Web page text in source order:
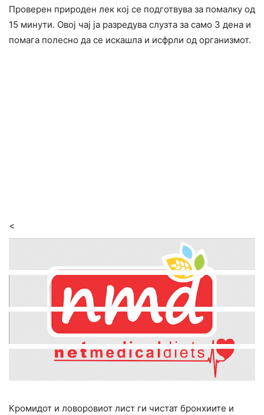
Проверен природен лек кој се подготвува за помалку од
15 минути. Овој чај ја разредува слузта за само 3 дена и
помага полесно да се искашла и исфрли од организмот.
<
Кромидот и ловоровиот лист ги чистат бронхиите и